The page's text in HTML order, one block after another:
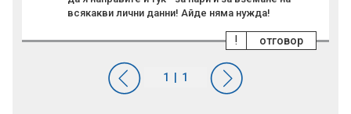
всякакви лични данни! Айде няма нужда!
отговор
!